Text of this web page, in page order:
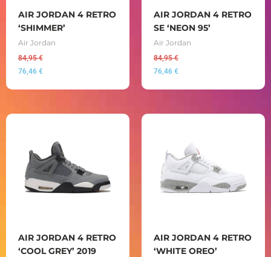
AIR JORDAN 4 RETRO
‘SHIMMER’
Air Jordan
84,95€
76,46 €
AIR JORDAN 4 RETRO
SE ‘NEON 95’
Air Jordan
84,95€
76,46 €
AIR JORDAN 4 RETRO
‘COOL GREY’ 2019
AIR JORDAN 4 RETRO
‘WHITE OREO’